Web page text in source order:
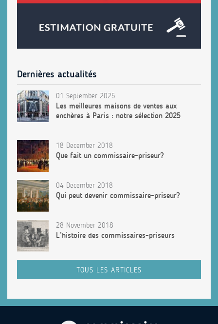
Dernières actualités
01 September 2025
Les meilleures maisons de ventes aux
enchères à Paris : notre sélection 2025
18 December 2018
Que fait un commissaire-priseur?
04 December 2018
Qui peut devenir commissaire-priseur?
28 November 2018
L’histoire des commissaires-priseurs
TOUS LES ARTICLES